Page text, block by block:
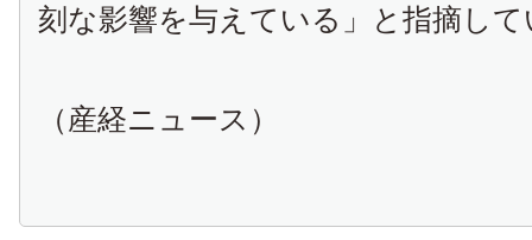
刻な影響を与えている」と指摘し
（産経ニュース）